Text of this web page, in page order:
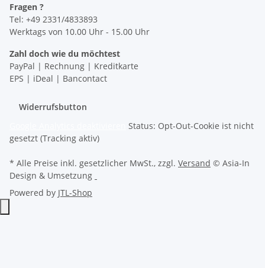
Fragen ?
Tel: +49 2331/4833893
Werktags von 10.00 Uhr - 15.00 Uhr
Zahl doch wie du möchtest
PayPal | Rechnung | Kreditkarte
EPS | iDeal | Bancontact
Widerrufsbutton
Status: Opt-Out-Cookie ist nicht
gesetzt (Tracking aktiv)
* Alle Preise inkl. gesetzlicher MwSt., zzgl. Versand © Asia-In
Design & Umsetzung
Powered by JTL-Shop